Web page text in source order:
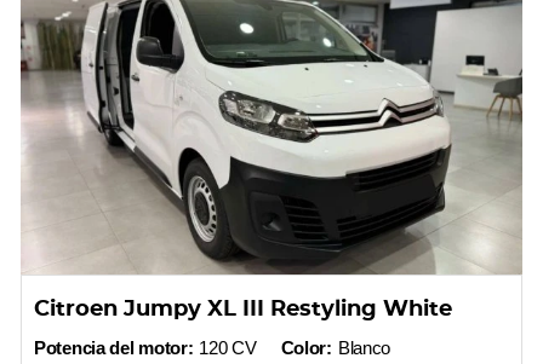
Citroen Jumpy XL III Restyling White
Potencia del motor: 120 CV
Color: Blanco